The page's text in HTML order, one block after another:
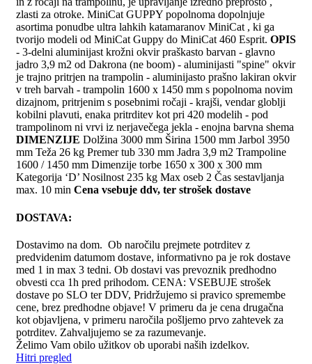
zlasti za otroke. MiniCat GUPPY popolnoma dopolnjuje
asortima ponudbe ultra lahkih katamaranov MiniCat , ki ga
tvorijo modeli od MiniCat Guppy do MiniCat 460 Esprit. OPIS
- 3-delni aluminijast krožni okvir praškasto barvan - glavno
jadro 3,9 m2 od Dakrona (ne boom) - aluminijasti "spine" okvir
je trajno pritrjen na trampolin - aluminijasto prašno lakiran okvir
v treh barvah - trampolin 1600 x 1450 mm s popolnoma novim
dizajnom, pritrjenim s posebnimi ročaji - krajši, vendar globlji
kobilni plavuti, enaka pritrditev kot pri 420 modelih - pod
trampolinom ni vrvi iz nerjavečega jekla - enojna barvna shema
DIMENZIJE Dolžina 3000 mm Širina 1500 mm Jarbol 3950
mm Teža 26 kg Premer tub 330 mm Jadra 3,9 m2 Trampoline
1600 / 1450 mm Dimenzije torbe 1650 x 300 x 300 mm
Kategorija ‘D’ Nosilnost 235 kg Max oseb 2 Čas sestavljanja
max. 10 min Cena vsebuje ddv, ter strošek dostave
DOSTAVA:
Dostavimo na dom. Ob naročilu prejmete potrditev z
predvidenim datumom dostave, informativno pa je rok dostave
med 1 in max 3 tedni. Ob dostavi vas prevoznik predhodno
obvesti cca 1h pred prihodom. CENA: VSEBUJE strošek
dostave po SLO ter DDV, Pridržujemo si pravico spremembe
cene, brez predhodne objave! V primeru da je cena drugačna
kot objavljena, v primeru naročila pošljemo prvo zahtevek za
potrditev. Zahvaljujemo se za razumevanje.
Želimo Vam obilo užitkov ob uporabi naših izdelkov.
Hitri pregled